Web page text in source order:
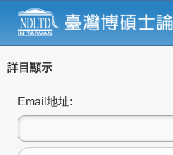
詳目顯示
Email地址: